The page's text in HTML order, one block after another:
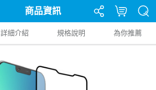
商品資訊
詳細介紹 規格說明 為你推薦